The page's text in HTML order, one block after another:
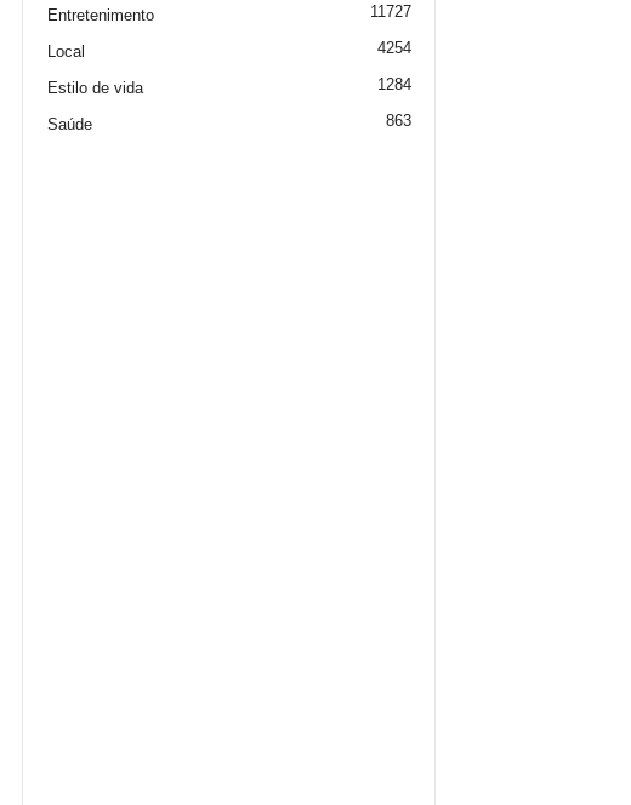
Entretenimento 11727
Local 4254
Estilo de vida 1284
Saúde 863